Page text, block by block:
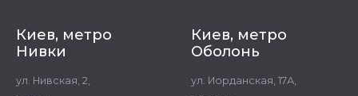
Киев, метро
Нивки
ул. Нивская, 2,
Киев, метро
Оболонь
ул. Иорданская, 17А,